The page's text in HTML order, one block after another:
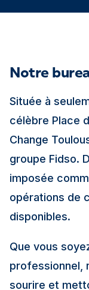
Notre
Située à
célèbre Place
Change
groupe Fidso.
imposée
opérations de
disponibles.
Que vous
professionnel,
sourire et